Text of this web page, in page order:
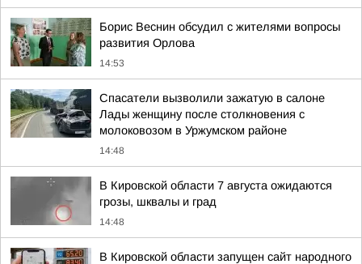
Борис Веснин обсудил с жителями вопросы
развития Орлова
14:53
Спасатели вызволили зажатую в салоне
Лады женщину после столкновения с
молоковозом в Уржумском районе
14:48
В Кировской области 7 августа ожидаются
грозы, шквалы и град
14:48
В Кировской области запущен сайт народного